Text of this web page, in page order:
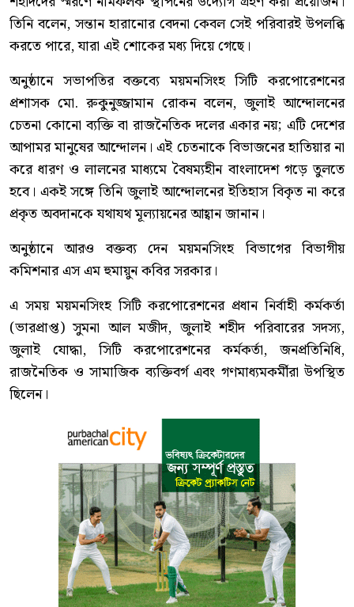
তিনি বলেন, সন্তান হারানোর বেদনা কেবল সেই পরিবারই উপলব্ধি
করতে পারে, যারা এই শোকের মধ্য দিয়ে গেছে।
অনুষ্ঠানে সভাপতির বক্তব্যে ময়মনসিংহ সিটি করপোরেশনের
প্রশাসক মো. রুকুনুজ্জামান রোকন বলেন, জুলাই আন্দোলনের
চেতনা কোনো ব্যক্তি বা রাজনৈতিক দলের একার নয়; এটি দেশের
আপামর মানুষের আন্দোলন। এই চেতনাকে বিভাজনের হাতিয়ার না
করে ধারণ ও লালনের মাধ্যমে বৈষম্যহীন বাংলাদেশ গড়ে তুলতে
হবে। একই সঙ্গে তিনি জুলাই আন্দোলনের ইতিহাস বিকৃত না করে
প্রকৃত অবদানকে যথাযথ মূল্যায়নের আহ্বান জানান।
অনুষ্ঠানে আরও বক্তব্য দেন ময়মনসিংহ বিভাগের বিভাগীয়
কমিশনার এস এম হুমায়ুন কবির সরকার।
এ সময় ময়মনসিংহ সিটি করপোরেশনের প্রধান নির্বাহী কর্মকর্তা
(ভারপ্রাপ্ত) সুমনা আল মজীদ, জুলাই শহীদ পরিবারের সদস্য,
জুলাই যোদ্ধা, সিটি করপোরেশনের কর্মকর্তা, জনপ্রতিনিধি,
রাজনৈতিক ও সামাজিক ব্যক্তিবর্গ এবং গণমাধ্যমকর্মীরা উপস্থিত
ছিলেন।